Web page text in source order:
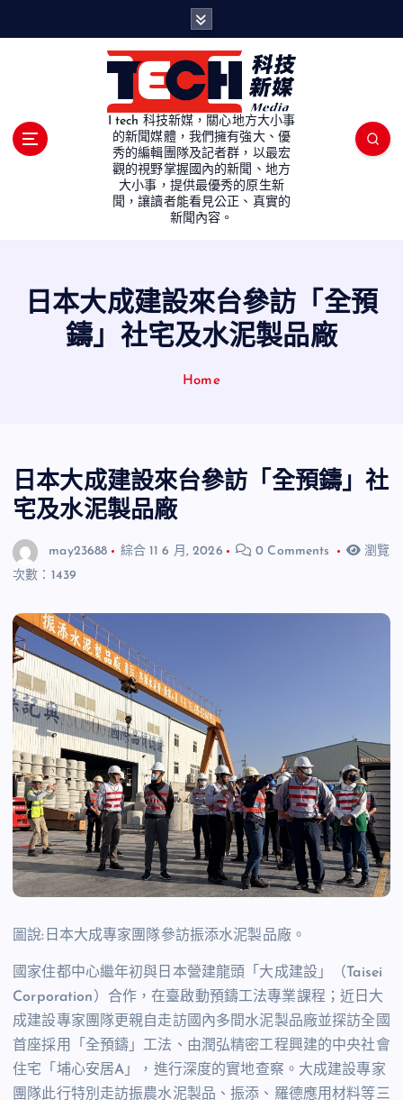
I tech 科技新媒，關心地方大小事
的新聞媒體，我們擁有強大、優
秀的編輯團隊及記者群，以最宏
觀的視野掌握國內的新聞、地方
大小事，提供最優秀的原生新
聞，讓讀者能看見公正、真實的
新聞內容。
日本大成建設來台參訪「全預
鑄」社宅及水泥製品廠
Home
日本大成建設來台參訪「全預鑄」社
宅及水泥製品廠
may23688 綜合 11 6 月, 2026 0 Comments
瀏覽
次數：1439
圖說:日本大成專家團隊參訪振添水泥製品廠。
國家住都中心繼年初與日本營建龍頭「大成建設」（Taisei
Corporation ）合作，在臺啟動預鑄工法專業課程；近日大
成建設專家團隊更親自走訪國內多間水泥製品廠並探訪全國
首座採用「全預鑄」工法、由潤弘精密工程興建的中央社會
住宅「埔心安居A 」，進行深度的實地查察。大成建設專家
團隊此行特別走訪振農水泥製品、振添、羅德應用材料等三